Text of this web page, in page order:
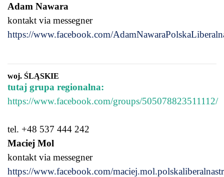
Adam Nawara
kontakt via messegner
https://www.facebook.com/
woj. ŚLĄSKIE
tutaj grupa regionalna:
https://www.facebook.com/groups/505078823511112/
tel. +48 537 444 242
Maciej Mol
kontakt via messegner
https://www.facebook.com/